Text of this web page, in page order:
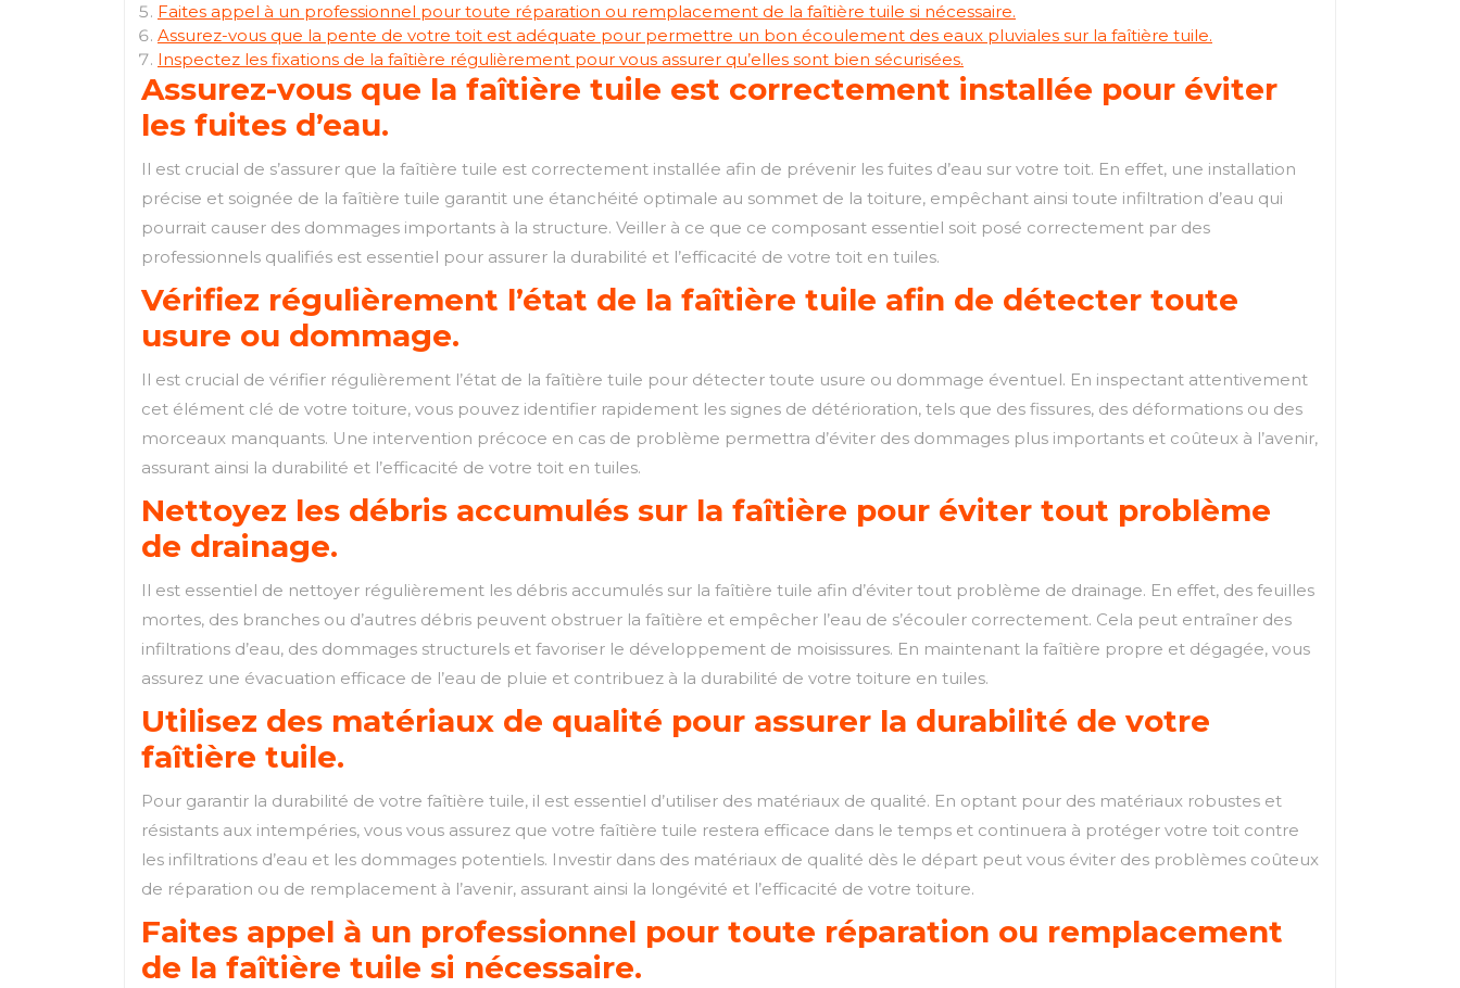
Faites appel à un professionnel pour toute réparation ou remplacement de la faîtière tuile si nécessaire.
Assurez-vous que la pente de votre toit est adéquate pour permettre un bon écoulement des eaux pluviales sur la faîtière tuile.
Inspectez les fixations de la faîtière régulièrement pour vous assurer qu’elles sont bien sécurisées.
Assurez-vous que la faîtière tuile est correctement installée pour éviter
les fuites d’eau.
Il est crucial de s’assurer que la faîtière tuile est correctement installée afin de prévenir les fuites d’eau sur votre toit. En effet, une installation
précise et soignée de la faîtière tuile garantit une étanchéité optimale au sommet de la toiture, empêchant ainsi toute infiltration d’eau qui
pourrait causer des dommages importants à la structure. Veiller à ce que ce composant essentiel soit posé correctement par des
professionnels qualifiés est essentiel pour assurer la durabilité et l’efficacité de votre toit en tuiles.
Vérifiez régulièrement l’état de la faîtière tuile afin de détecter toute
usure ou dommage.
Il est crucial de vérifier régulièrement l’état de la faîtière tuile pour détecter toute usure ou dommage éventuel. En inspectant attentivement
cet élément clé de votre toiture, vous pouvez identifier rapidement les signes de détérioration, tels que des fissures, des déformations ou des
morceaux manquants. Une intervention précoce en cas de problème permettra d’éviter des dommages plus importants et coûteux à l’avenir,
assurant ainsi la durabilité et l’efficacité de votre toit en tuiles.
Nettoyez les débris accumulés sur la faîtière pour éviter tout problème
de drainage.
Il est essentiel de nettoyer régulièrement les débris accumulés sur la faîtière tuile afin d’éviter tout problème de drainage. En effet, des feuilles
mortes, des branches ou d’autres débris peuvent obstruer la faîtière et empêcher l’eau de s’écouler correctement. Cela peut entraîner des
infiltrations d’eau, des dommages structurels et favoriser le développement de moisissures. En maintenant la faîtière propre et dégagée, vous
assurez une évacuation efficace de l’eau de pluie et contribuez à la durabilité de votre toiture en tuiles.
Utilisez des matériaux de qualité pour assurer la durabilité de votre
faîtière tuile.
Pour garantir la durabilité de votre faîtière tuile, il est essentiel d’utiliser des matériaux de qualité. En optant pour des matériaux robustes et
résistants aux intempéries, vous vous assurez que votre faîtière tuile restera efficace dans le temps et continuera à protéger votre toit contre
les infiltrations d’eau et les dommages potentiels. Investir dans des matériaux de qualité dès le départ peut vous éviter des problèmes coûteux
de réparation ou de remplacement à l’avenir, assurant ainsi la longévité et l’efficacité de votre toiture.
Faites appel à un professionnel pour toute réparation ou remplacement
de la faîtière tuile si nécessaire.